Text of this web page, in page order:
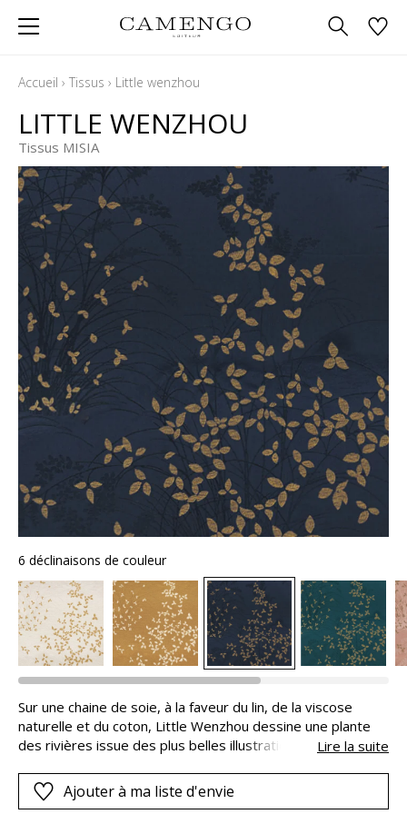
Accueil › Tissus › Little wenzhou
LITTLE WENZHOU
Tissus MISIA
6 déclinaisons de couleur
Sur une chaine de soie, à la faveur du lin, de la viscose
naturelle et du coton, Little Wenzhou dessine une plante
des rivières issue des plus belles illustrations d’Asie. Les
discrètes tiges en arrière-fond superposent leurs strates
poétiques de lumières et d’ombres, pour donner à l’étoffe
Lire la suite
Ajouter à ma liste d'envie